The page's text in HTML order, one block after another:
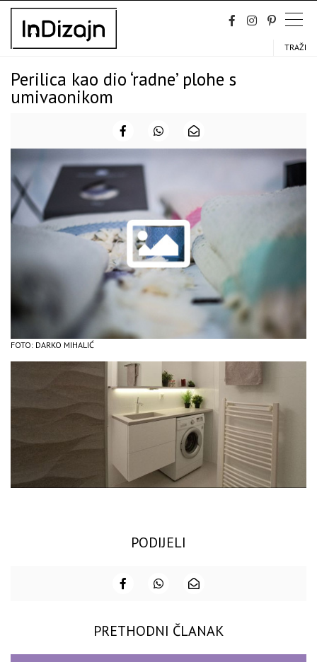
Skip
content
TRAŽI
Perilica kao dio ‘radne’ plohe s
umivaonikom
FOTO: DARKO MIHALIĆ
PODIJELI
PRETHODNI ČLANAK